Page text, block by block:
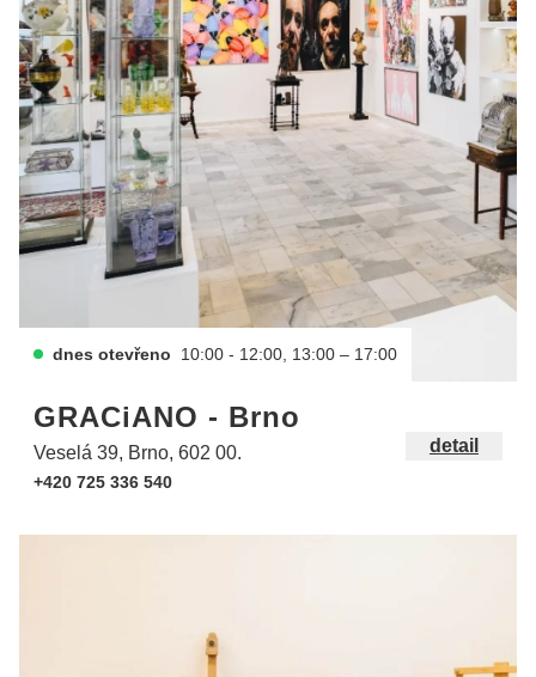
dnes otevřeno 10:00 - 12:00, 13:00 – 17:00
GRACiANO - Brno
Veselá 39, Brno, 602 00.
+420 725 336 540
detail